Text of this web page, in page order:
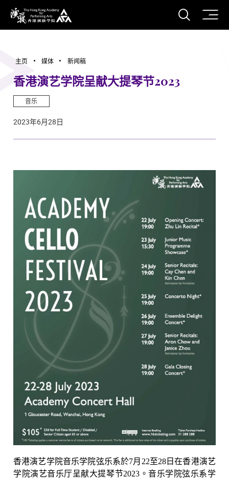
香港演艺学院
打开
主页 媒体 新闻稿
香港演艺学院呈献大提琴节2023
音乐
2023年6月28日
香港演艺学院音乐学院弦乐系於7月 22至28日在香港演艺
学院演艺音乐厅呈献大提琴节2023 。音乐学院弦乐系学